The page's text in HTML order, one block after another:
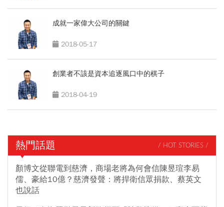
成就一家偉大公司的關鍵
2018-05-17
創業者不該是資本追逐風口中的棋子
2018-04-19
熱門話題 / HOT STORIES /
顏博文從聯電到慈濟，商場老將為何會信陳昱瑄李易
儒、豪給10億？慈濟發聲：將捍衛信眾捐款、蔡英文
也說話